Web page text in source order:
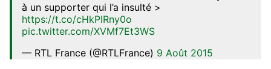
à un supporter qui l’a insulté >
https://t.co/cHkPlRny0o
pic.twitter.com/XVMf7Et3WS
— RTL France (@RTLFrance) 9 Août 2015